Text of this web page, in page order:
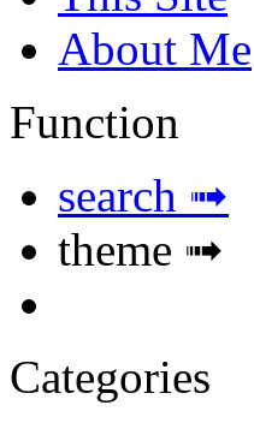
About Me
Function
search ➟
theme ➟
Categories